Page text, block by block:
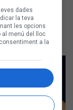
dades
la teva
les opcions
al menú del lloc
a la